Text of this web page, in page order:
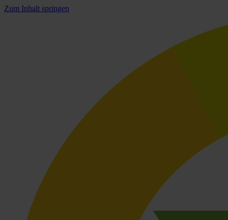
Zum Inhalt springen